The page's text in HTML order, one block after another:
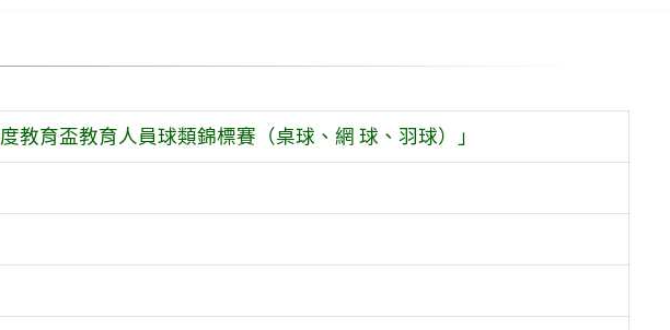
教育盃教育人員球類錦標賽（桌球、網 球、羽球）」